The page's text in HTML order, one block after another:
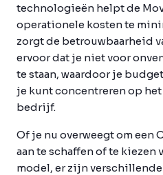
technologieën helpt de
operationele kosten te
zorgt de betrouwbaarheid
ervoor dat je niet voor
te staan, waardoor je
je kunt concentreren op
bedrijf.
Of je nu overweegt om een
aan te schaffen of te kiezen
model, er zijn verschillende